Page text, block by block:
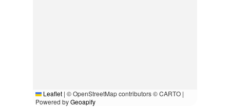
Leaflet | © OpenStreetMap contributors © CARTO |
Powered byGeoapify